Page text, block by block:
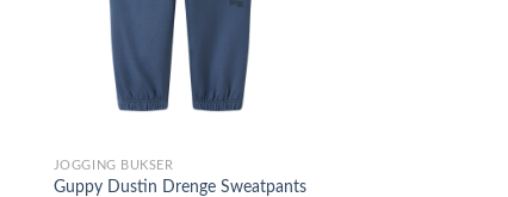
JOGGING BUKSER
Guppy Dustin Drenge Sweatpants